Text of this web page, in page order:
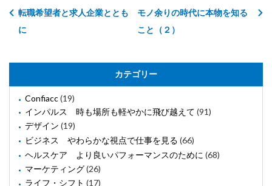
モノ余りの時代に本物を知る
こと（２）
転職希望者と求人企業ととも
に
カテゴリー
Confiacc(19)
インパルス 時も場所も軽やかに飛び越えて (91)
デザイン (19)
ビジネス やわらかな視点で仕事を見る (66)
ヘルスケア より良いパフォーマンスのために (68)
マーケティング(26)
ライフ・シフト (17)